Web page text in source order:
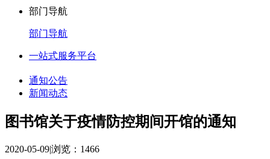
部门导航
部门导航
一站式服务平台
通知公告
新闻动态
图书馆关于疫情防控期间开馆的通知
2020-05-09|浏览： 1466